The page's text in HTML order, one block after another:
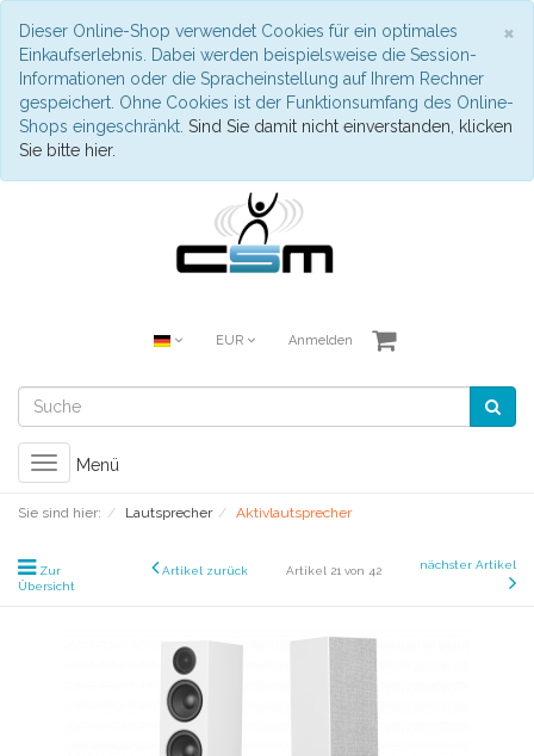
×
Dieser Online-Shop verwendet Cookies für ein optimales
Einkaufserlebnis. Dabei werden beispielsweise die Session-
Informationen oder die Spracheinstellung auf Ihrem Rechner
gespeichert. Ohne Cookies ist der Funktionsumfang des Online-
Shops eingeschränkt. Sind Sie damit nicht einverstanden, klicken
Sie bitte hier.
EUR Anmelden
Toggle
navigation
Menü
Sie sind hier: Lautsprecher Aktivlautsprecher
Zur
Übersicht
Artikel zurück Artikel 21 von 42 nächster Artikel